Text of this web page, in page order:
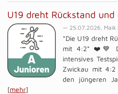
U19 dreht Rückstand
— 25.07.2026, Maik
*Die U19 dreht
mit 4:2* ❤️💙
intensives
Zwickau mit 4:2
den jüngeren
[mehr]